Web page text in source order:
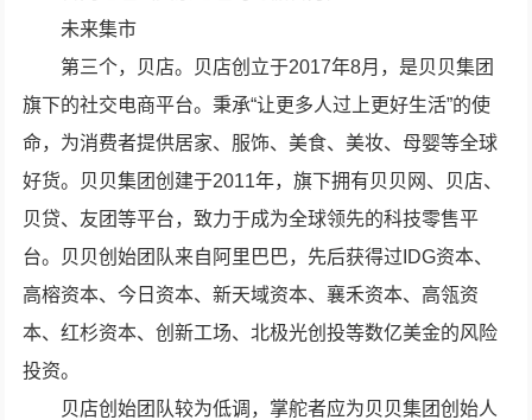
未来集市
第三个，贝店。贝店创立于2017年8月，是贝贝集团
旗下的社交电商平台。秉承“让更多人过上更好生活”的使
命，为消费者提供居家、服饰、美食、美妆、母婴等全球
好货。贝贝集团创建于2011年，旗下拥有贝贝网、贝店、
贝贷、友团等平台，致力于成为全球领先的科技零售平
台。贝贝创始团队来自阿里巴巴，先后获得过IDG资本、
高榕资本、今日资本、新天域资本、襄禾资本、高瓴资
本、红杉资本、创新工场、北极光创投等数亿美金的风险
投资。
贝店创始团队较为低调，掌舵者应为贝贝集团创始人